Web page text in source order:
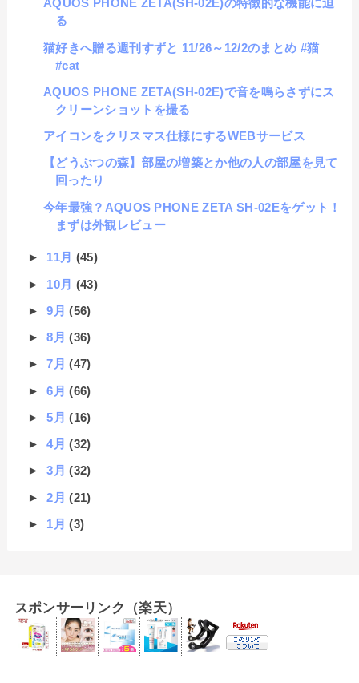
AQUOS PHONE ZETA(SH-02E)の特徴的な機能に迫
る
猫好きへ贈る週刊すずと 11/26～12/2のまとめ #猫
#cat
AQUOS PHONE ZETA(SH-02E)で音を鳴らさずにス
クリーンショットを撮る
アイコンをクリスマス仕様にするWEBサービス
【どうぶつの森】部屋の増築とか他の人の部屋を見て
回ったり
今年最強？AQUOS PHONE ZETA SH-02Eをゲット！
まずは外観レビュー
► 11月 (45)
► 10月 (43)
►9月(56)
►8月(36)
►7月(47)
►6月(66)
►5月(16)
►4月(32)
►3月(32)
►2月(21)
► 1月(3)
スポンサーリンク（楽天）